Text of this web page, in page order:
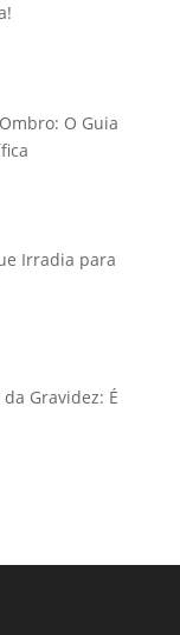
O Guia
Irradia para
Gravidez: É